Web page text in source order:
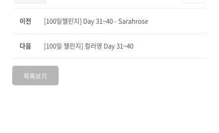
이전 [100일챌린지] Day 31~40 - Sarahrose
[100일 챌린지] 컬러영 Day 31~40
다음
목록보기